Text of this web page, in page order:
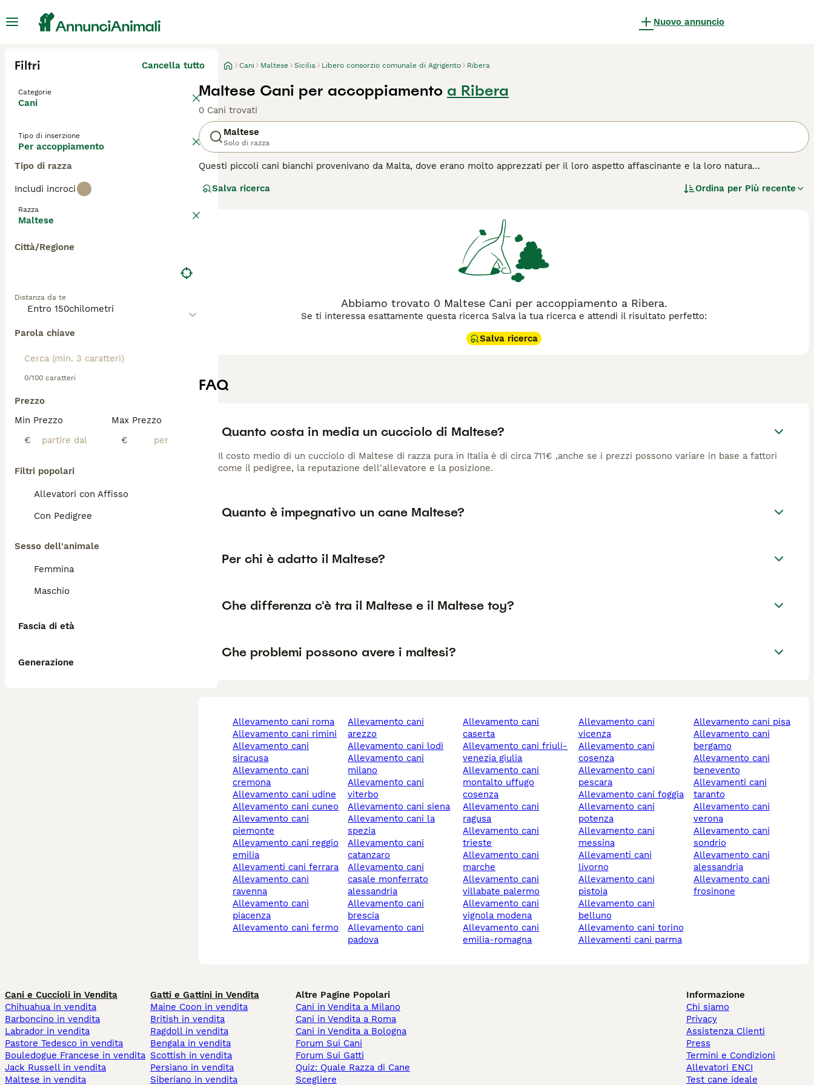
Nuovo annuncio
Filtri Cancella tutto
Categorie
Cani
Tipo di inserzione
Per accoppiamento
Tipo di razza
Includi incroci
Razza
Maltese
Città/Regione
Distanza da te
Parola chiave
0/100 caratteri
Prezzo
Min Prezzo
€
Max Prezzo
€
Filtri popolari
Allevatori con Affisso
Con Pedigree
Sesso dell'animale
Femmina
Maschio
Fascia di età
Generazione
Cani Maltese Sicilia Libero consorzio comunale di Agrigento Ribera
Maltese Cani per accoppiamento a Ribera
0 Cani trovati
Maltese
Solo di razza
Questi piccoli cani bianchi provenivano da Malta, dove erano molto apprezzati per il loro aspetto affascinante e la loro natura
cane affascinante, estremamente leale e affettuoso. Nonostante la sua piccola statura, ha una personalità prorompente ed è una vera
per informazioni su questa razza di cane.
Salva ricerca Ordina per Più recente
Abbiamo trovato 0 Maltese Cani per accoppiamento a Ribera.
Se ti interessa esattamente questa ricerca Salva la tua ricerca e attendi il risultato perfetto:
Salva ricerca
FAQ
Quanto costa in media un cucciolo di Maltese?
Il costo medio di un cucciolo di Maltese di razza pura in Italia è di circa 711€ ,anche se i prezzi possono variare in base a fattori
come il pedigree, la reputazione dell'allevatore e la posizione.
Quanto è impegnativo un cane Maltese?
Per chi è adatto il Maltese?
Che differenza c'è tra il Maltese e il Maltese toy?
Che problemi possono avere i maltesi?
allevamento cani roma
allevamento cani rimini
allevamento cani
siracusa
allevamento cani
cremona
allevamento cani udine
allevamento cani cuneo
allevamento cani
piemonte
allevamento cani reggio
emilia
allevamenti cani ferrara
allevamento cani
ravenna
allevamento cani
piacenza
allevamento cani fermo
allevamento cani
arezzo
allevamento cani lodi
allevamento cani
milano
allevamento cani
viterbo
allevamento cani siena
allevamento cani la
spezia
allevamento cani
catanzaro
allevamento cani
casale monferrato
alessandria
allevamento cani
brescia
allevamento cani
padova
allevamento cani
caserta
allevamento cani friuli-
venezia giulia
allevamento cani
montalto uffugo
cosenza
allevamento cani
ragusa
allevamento cani
trieste
allevamento cani
marche
allevamento cani
villabate palermo
allevamento cani
vignola modena
allevamento cani
emilia-romagna
allevamento cani
vicenza
allevamento cani
cosenza
allevamento cani
pescara
allevamento cani foggia
allevamento cani
potenza
allevamento cani
messina
allevamenti cani
livorno
allevamento cani
pistoia
allevamento cani
belluno
allevamento cani torino
allevamenti cani parma
allevamento cani pisa
allevamento cani
bergamo
allevamento cani
benevento
allevamenti cani
taranto
allevamento cani
verona
allevamento cani
sondrio
allevamento cani
alessandria
allevamento cani
frosinone
Cani e Cuccioli in Vendita
Chihuahua in vendita
Barboncino in vendita
Labrador in vendita
Pastore Tedesco in vendita
Bouledogue Francese in vendita
Jack Russell in vendita
Maltese in vendita
Gatti e Gattini in Vendita
Maine Coon in vendita
British in vendita
Ragdoll in vendita
Bengala in vendita
Scottish in vendita
Persiano in vendita
Siberiano in vendita
Altre Pagine Popolari
Cani in Vendita a Milano
Cani in Vendita a Roma
Cani in Vendita a Bologna
Forum Sui Cani
Forum Sui Gatti
Quiz: Quale Razza di Cane
Scegliere
Informazione
Chi siamo
Privacy
Assistenza Clienti
Press
Termini e Condizioni
Allevatori ENCI
Test cane ideale